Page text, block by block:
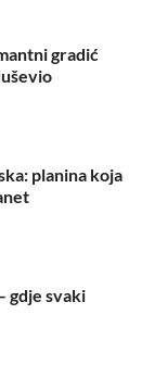
gradić
planina koja
gdje svaki